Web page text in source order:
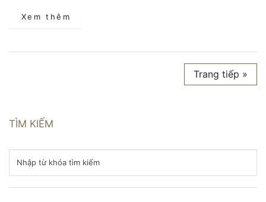
Xem thêm
Trang tiếp »
TÌM KIẾM